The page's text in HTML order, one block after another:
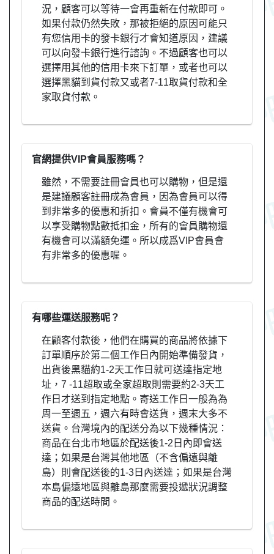
況，顧客可以等待一會再重新在付款即可。
如果付款仍然失敗，那被拒絕的原因可能只
有您信用卡的發卡銀行才會知道原因，建議
可以向發卡銀行進行諮詢。不過顧客也可以
選擇用其他的信用卡來下訂單，或者也可以
選擇黑貓到貨付款又或者7-11取貨付款和全
家取貨付款。
官網提供VIP會員服務嗎？
雖然，不需要註冊會員也可以購物，但是還
是建議顧客註冊成為會員，因為會員可以得
到非常多的優惠和折扣。會員不僅有機會可
以享受購物點數抵扣金，所有的會員購物還
有機會可以滿額免運。所以成爲VIP會員會
有非常多的優惠喔。
有哪些運送服務呢？
在顧客付款後，他們在購買的商品將依據下
訂單順序於第二個工作日內開始準備發貨，
出貨後黑貓約1-2天工作日就可送達指定地
址，7 -11超取或全家超取則需要約2-3天工
作日才送到指定地點。寄送工作日一般為為
周一至週五，週六有時會送貨，週末大多不
送貨。台灣境內的配送分為以下幾種情況：
商品在台北市地區於配送後1-2日內即會送
達；如果是台灣其他地區（不含偏遠與離
島）則會配送後的1-3日內送達；如果是台灣
本島偏遠地區與離島那麼需要投遞狀況調整
商品的配送時間。